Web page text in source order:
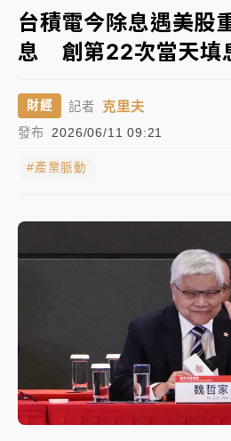
故宮《龍藏經》特展第2檔！
周六起展出延長至晚上7時
台東農業處長涉圖利渡假村！
父親節泡湯了！中颱白海豚雨
雨熱區曝
旅局回應了
中信慈善基金會想增加董事人
故宮《龍藏經》特展第2檔！
周六起展出延長至晚上7時
台東農業處長涉圖利渡假村！
押庭
台積電今除息遇美股
息 創第22次當天填
財經 記者 克里夫
發布 2026/06/11 09:21
#產業脈動